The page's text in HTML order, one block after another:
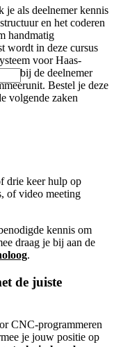
je als deelnemer kennis
en het coderen
handmatig
wordt in deze cursus
voor Haas-
de deelnemer
Bestel je deze
volgende zaken
drie keer hulp op
of video meeting
kennis om
draag je bij aan de
.
de juiste
CNC-programmeren
je jouw positie op